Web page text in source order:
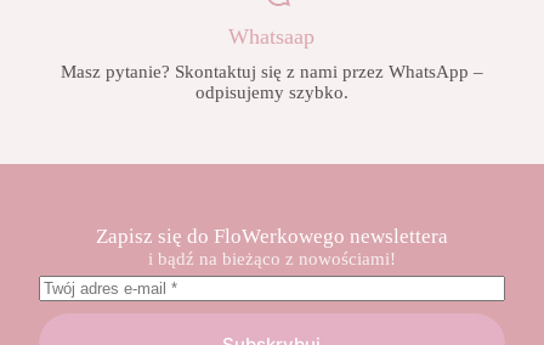
Whatsaap
Masz pytanie? Skontaktuj się z nami przez WhatsApp –
odpisujemy szybko.
Zapisz się do FloWerkowego newslettera
i bądź na bieżąco z nowościami!